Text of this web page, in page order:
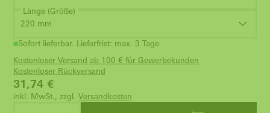
Länge (Größe)
220 mm
Sofort lieferbar. Lieferfrist: max. 3 Tage
Kostenloser Versand ab 100 € für Gewerbekunden
Kostenloser Rückversand
31,74 €
inkl. MwSt., zzgl. Versandkosten